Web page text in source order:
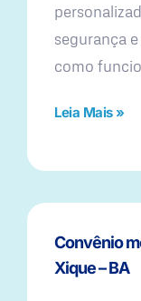
segurança
como
Leia Mais »
Convênio
Xique – BA